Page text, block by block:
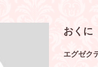
おくに
エグゼク